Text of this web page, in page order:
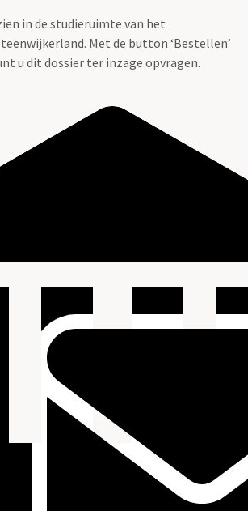
in de studieruimte van het
Met de button ‘Bestellen’
u dit dossier ter inzage opvragen.